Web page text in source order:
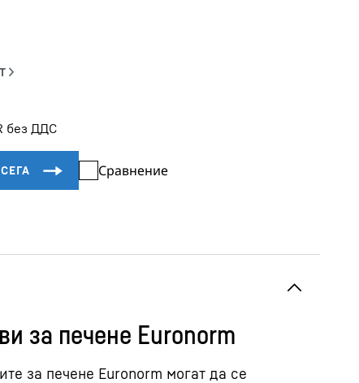
без ДДС
Сравнение
за печене Euronorm
за печене Euronorm могат да се